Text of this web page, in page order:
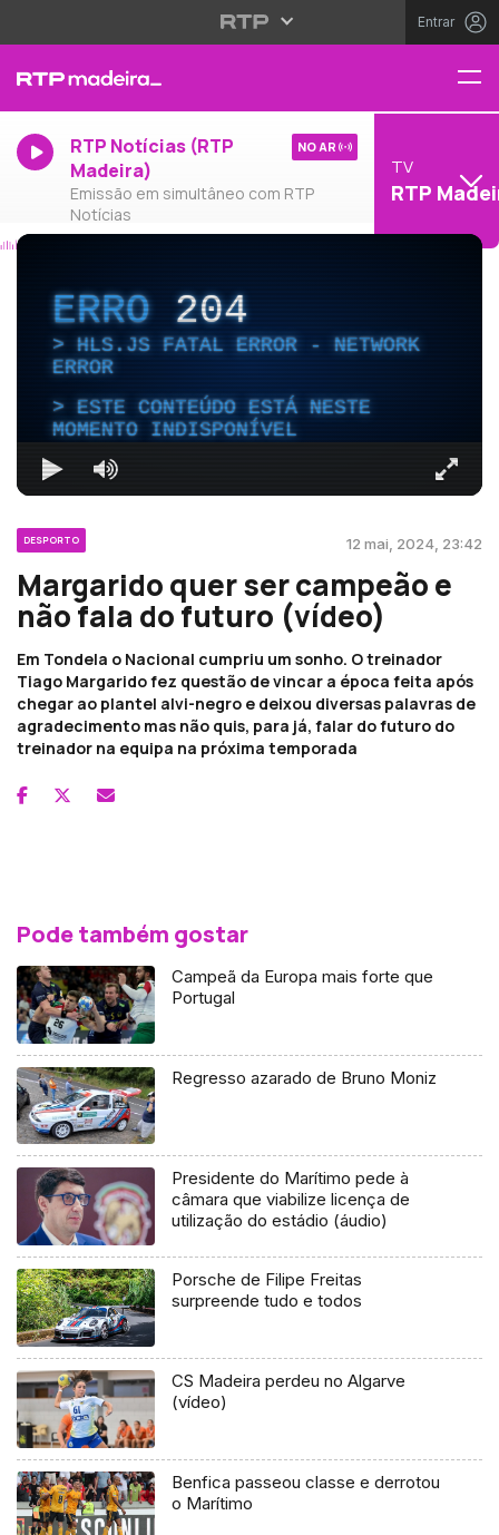
Entrar
RTP Notícias (RTP
Madeira)
Emissão em simultâneo com RTP
Notícias
NO AR
TV
RTP
ERRO204
HLS.JS FATAL ERROR - NETWORK
ERROR
ESTE CONTEÚDO ESTÁ NESTE
MOMENTO INDISPONÍVEL
DESPORTO 12 mai, 2024, 23:42
Margarido quer ser campeão e
não fala do futuro (vídeo)
Em Tondela o Nacional cumpriu um sonho. O treinador
Tiago Margarido fez questão de vincar a época feita após
chegar ao plantel alvi-negro e deixou diversas palavras de
agradecimento mas não quis, para já, falar do futuro do
treinador na equipa na próxima temporada
Pode também gostar
Campeã da Europa mais forte que
Portugal
Regresso azarado de Bruno Moniz
Presidente do Marítimo pede à
câmara que viabilize licença de
utilização do estádio (áudio)
Porsche de Filipe Freitas
surpreende tudo e todos
CS Madeira perdeu no Algarve
(vídeo)
Benfica passeou classe e derrotou
o Marítimo